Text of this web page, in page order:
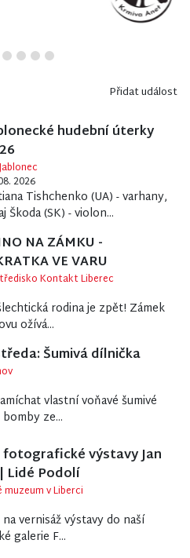
Přidat událost
hudební úterky
2026
Tishchenko (UA) - varhany,
Škoda (SK) - violon...
NA ZÁMKU -
VE VARU
Kontakt Liberec
rodina je zpět! Zámek
ožívá...
Šumivá dílnička
vlastní voňavé šumivé
ze...
fotografické výstavy Jan
Lidé Podolí
muzeum v Liberci
na vernisáž výstavy do naší
galerie F...